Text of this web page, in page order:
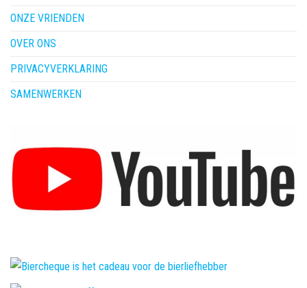
ONZE VRIENDEN
OVER ONS
PRIVACYVERKLARING
SAMENWERKEN